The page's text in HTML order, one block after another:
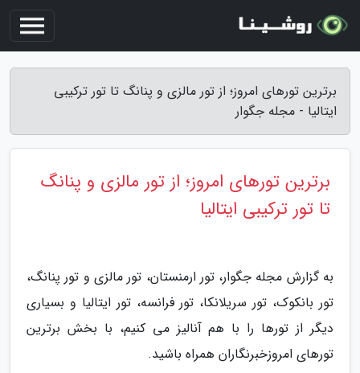
برترین تورهای امروز؛ از تور مالزی و پنانگ تا تور ترکیبی
ایتالیا - مجله جگوار
برترین تورهای امروز؛ از تور مالزی و پنانگ
تا تور ترکیبی ایتالیا
به گزارش مجله جگوار، تور ارمنستان، تور مالزی و تور پنانگ،
تور بانکوک، تور سریلانکا، تور فرانسه، تور ایتالیا و بسیاری
دیگر از تورها را با هم آنالیز می کنیم، با بخش برترین
تورهای امروزخبرنگاران همراه باشید.